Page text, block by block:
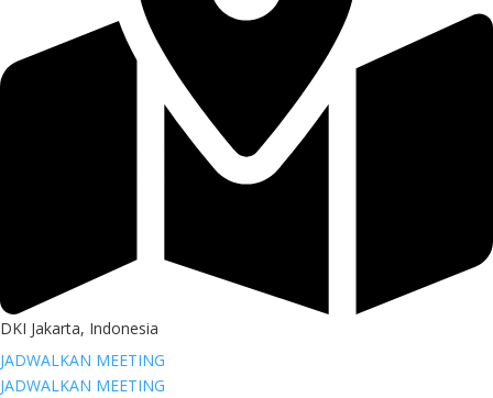
DKI Jakarta, Indonesia
JADWALKAN MEETING
JADWALKAN MEETING